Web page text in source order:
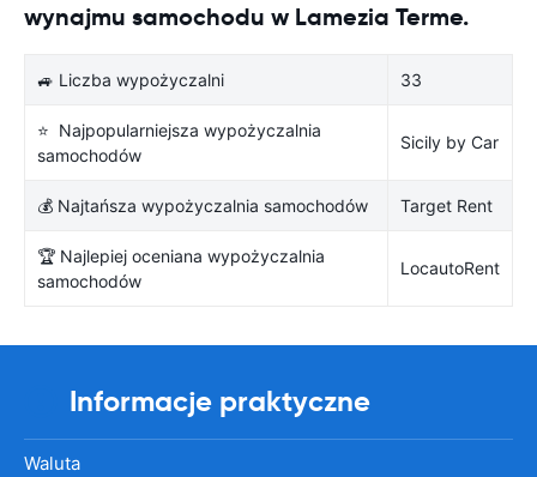
wynajmu samochodu w Lamezia Terme.
🚙 Liczba wypożyczalni 33
⭐ Najpopularniejsza wypożyczalnia
samochodów
Sicily by Car
💰 Najtańsza wypożyczalnia samochodów Target Rent
🏆 Najlepiej oceniana wypożyczalnia
samochodów
LocautoRent
Informacje praktyczne
Waluta